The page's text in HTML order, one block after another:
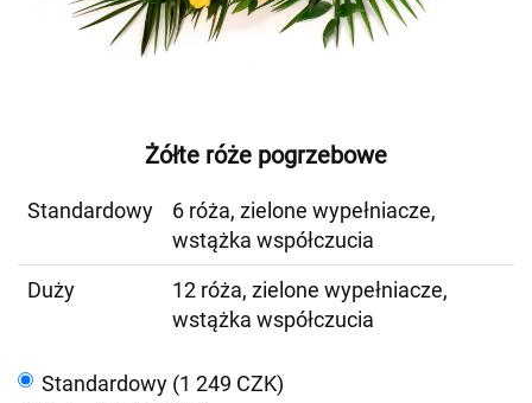
Żółte róże pogrzebowe
Standardowy
6 róża, zielone wypełniacze,
wstążka współczucia
Duży
12 róża, zielone wypełniacze,
wstążka współczucia
Standardowy (1 249 CZK)